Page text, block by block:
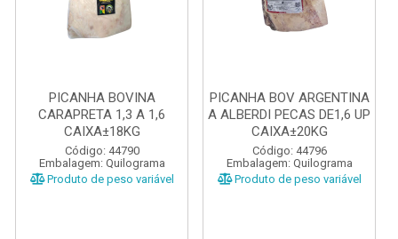
PICANHA BOVINA
CARAPRETA 1,3 A 1,6
CAIXA±18KG
Código: 44790
Embalagem: Quilograma
Produto de peso variável
PICANHA BOV ARGENTINA
A ALBERDI PECAS DE1,6 UP
CAIXA±20KG
Código: 44796
Embalagem: Quilograma
Produto de peso variável